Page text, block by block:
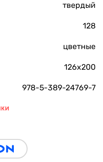
твердый
128
цветные
126х200
978-5-389-24769-7